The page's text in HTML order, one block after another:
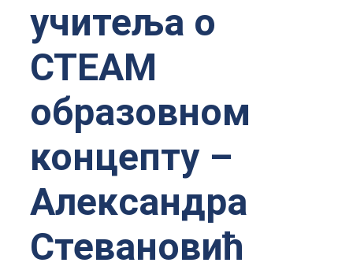
учитеља о
СТЕАМ
образовном
концепту –
Александра
Стевановић